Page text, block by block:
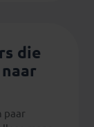
die
paar